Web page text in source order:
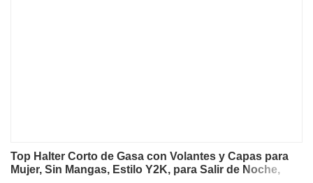
Top Halter Corto de Gasa con Volantes y Capas para
Mujer, Sin Mangas, Estilo Y2K, para Salir de Noche,